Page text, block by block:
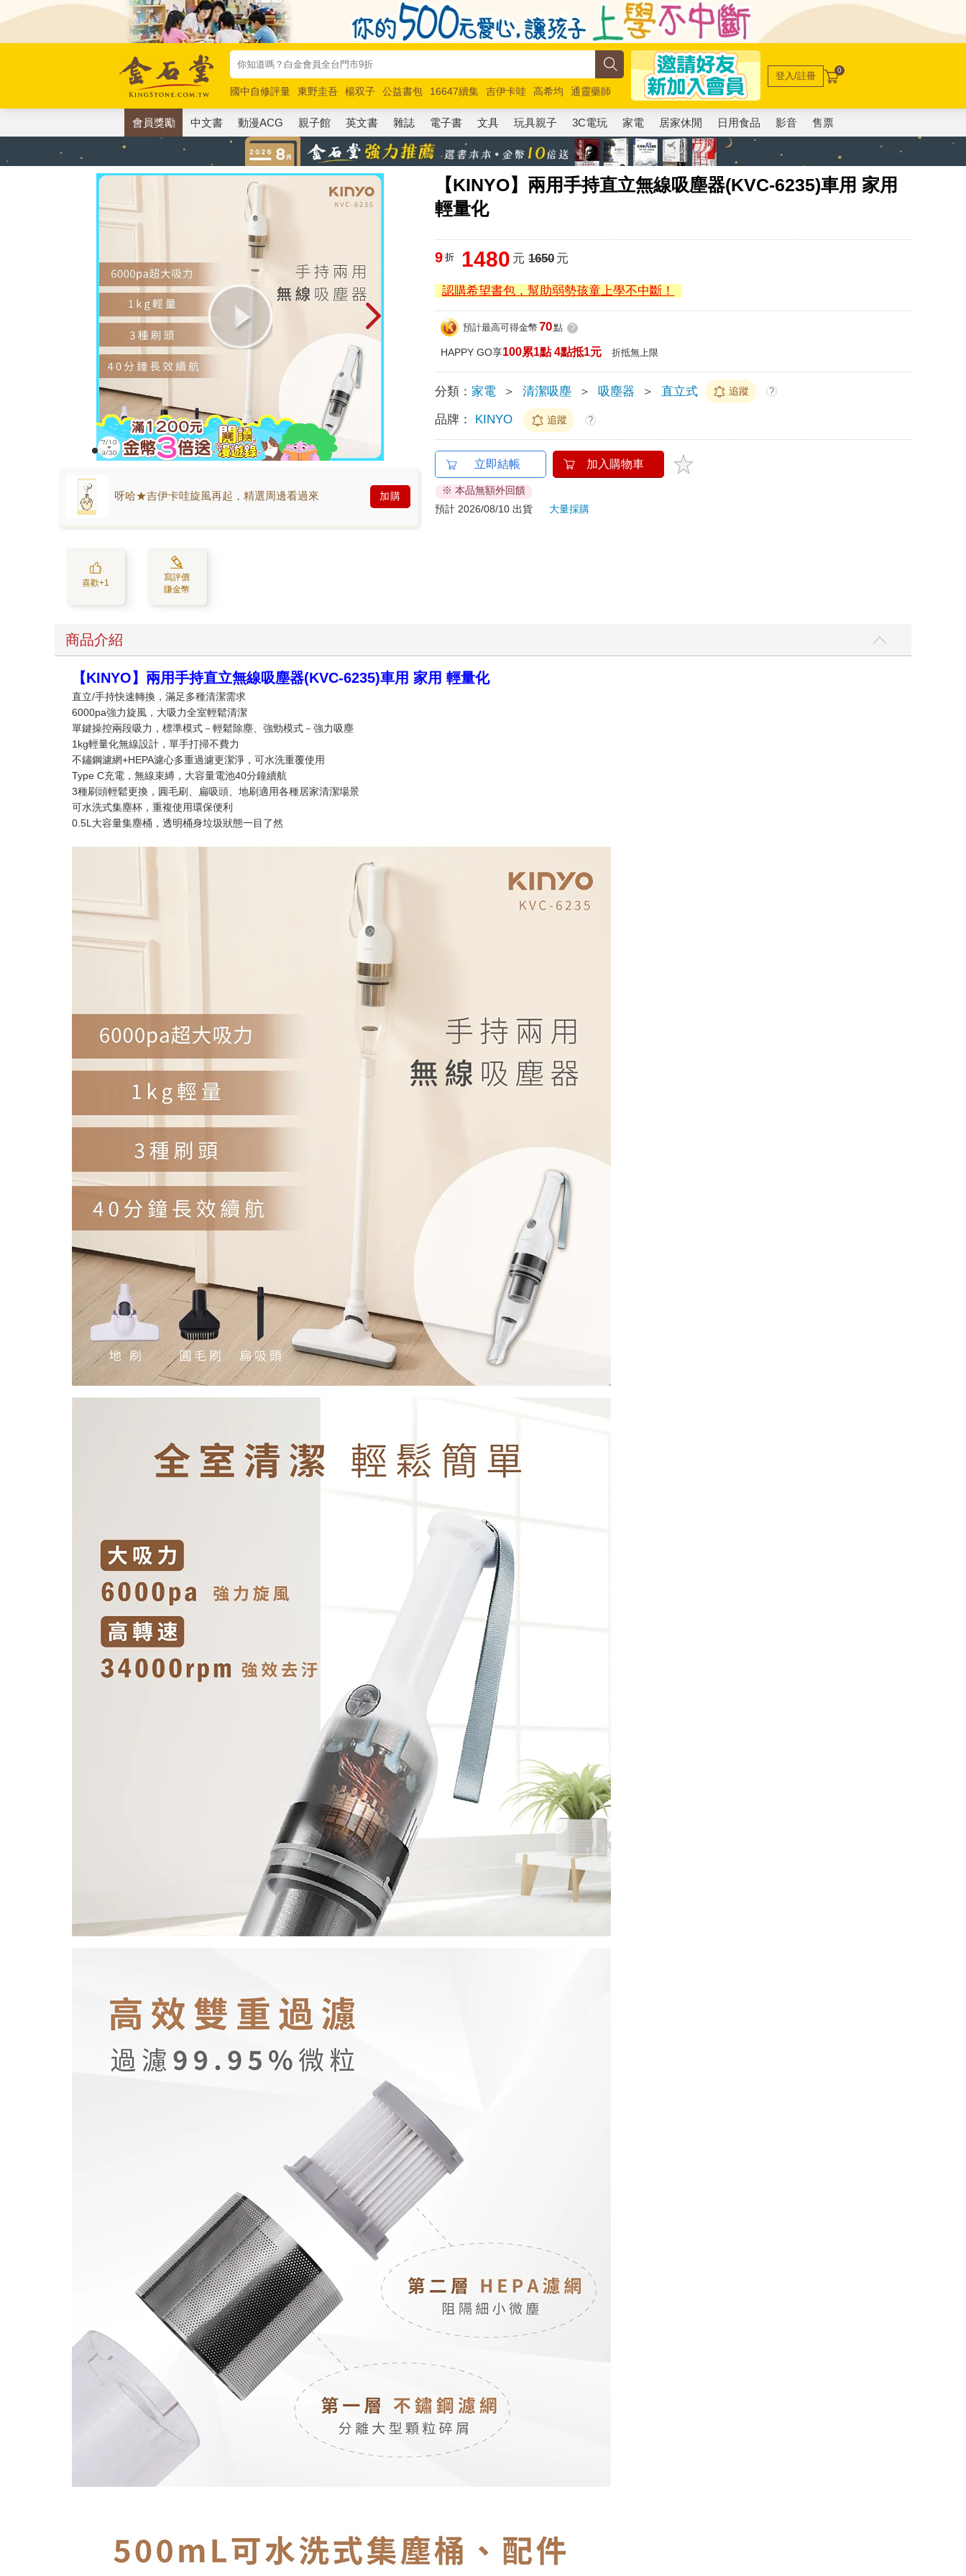
國中自修評量 東野圭吾 楊双子 公益書包 16647續集 吉伊卡哇 高希均
通靈藥師
唯紅花綻放
奧德賽 路邊攤新作 馬斯克 玩具總動員5 超慢跑
登入/註冊 0
會員獎勵 中文書 動漫ACG 親子館 英文書 雜誌 電子書 文具 玩具親子 3C電玩 家電 居家休閒 日用食品 影音 售票
【KINYO】兩用手持直立無線吸塵器(KVC-6235)車用 家用
輕量化
呀哈★吉伊卡哇旋風再起，精選周邊看過來 加購
喜歡+1
寫評價
賺金幣
9 折 1480 元 1650元
認購希望書包，幫助弱勢孩童上學不中斷！
預計最高可得金幣 70點 ?
HAPPY GO享100累1點 4點抵1元 折抵無上限
分類： 家電 ＞ 清潔吸塵 ＞ 吸塵器 ＞ 直立式 追蹤 ?
品牌： KINYO 追蹤 ?
立即結帳 加入購物車
※ 本品無額外回饋
預計 2026/08/10 出貨
大量採購
商品介紹
【KINYO】兩用手持直立無線吸塵器(KVC-6235)車用 家用 輕量化
直立/手持快速轉換，滿足多種清潔需求
6000pa強力旋風，大吸力全室輕鬆清潔
單鍵操控兩段吸力，標準模式－輕鬆除塵、強勁模式－強力吸塵
1kg輕量化無線設計，單手打掃不費力
不鏽鋼濾網+HEPA濾心多重過濾更潔淨，可水洗重覆使用
Type C充電，無線束縛，大容量電池40分鐘續航
3種刷頭輕鬆更換，圓毛刷、扁吸頭、地刷適用各種居家清潔場景
可水洗式集塵杯，重複使用環保便利
0.5L大容量集塵桶，透明桶身垃圾狀態一目了然